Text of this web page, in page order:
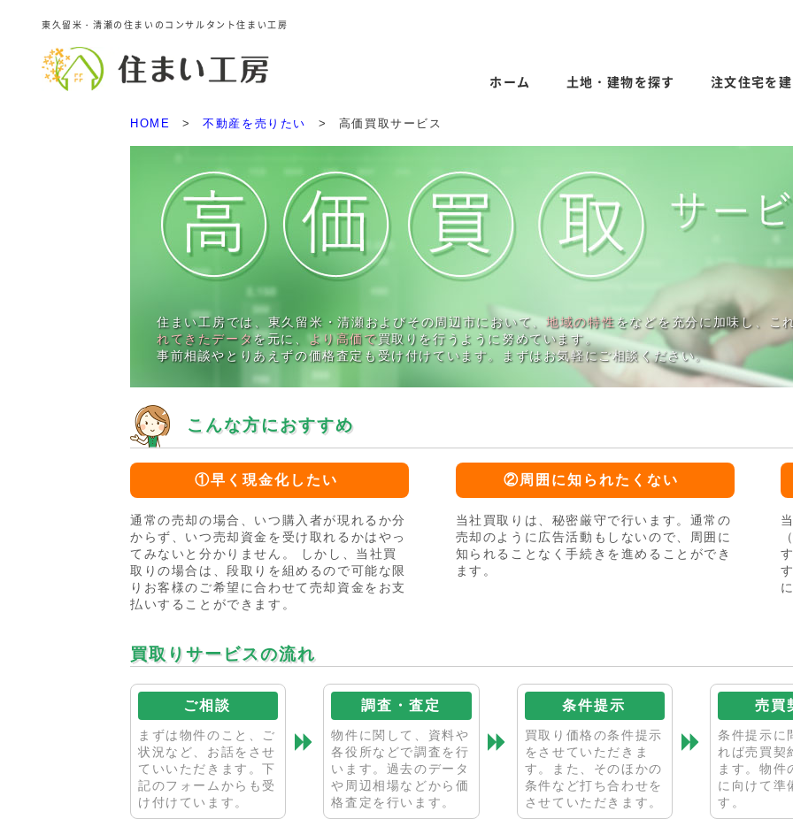
東久留米・清瀬の住まいのコンサルタント住まい工房
ホーム 土地・建物を探す 注文住宅を
HOME > 不動産を売りたい > 高価買取サービス
住まい工房では、東久留米・清瀬およびその周辺市において、地域の特性 をなどを充分に加味し、こ
れてきたデータを元に、 より高価で買取りを行うように努めています。
事前相談やとりあえずの価格査定も受け付けています。まずはお気軽にご相談ください。
こんな方におすすめ
①早く現金化したい
通常の売却の場合、いつ購入者が現れるか分
からず、いつ売却資金を受け取れるかはやっ
てみないと分かりません。 しかし、当社買
取りの場合は、段取りを組めるので可能な限
りお客様のご希望に合わせて売却資金をお支
払いすることができます。
②周囲に知られたくない
当社買取りは、秘密厳守で行います。通常の
売却のように広告活動もしないので、周囲に
知られることなく手続きを進めることができ
ます。
買取りサービスの流れ
ご相談
まずは物件のこと、ご
状況など、お話をさせ
ていいただきます。下
記のフォームからも受
け付けています。
調査・査定
物件に関して、資料や
各役所などで調査を行
います。過去のデータ
や周辺相場などから価
格査定を行います。
条件提示
買取り価格の条件提示
をさせていただきま
す。また、そのほかの
条件など打ち合わせを
させていただきます。
売買
条件提示に
れば売買契
ます。物件
に向けて準
す。